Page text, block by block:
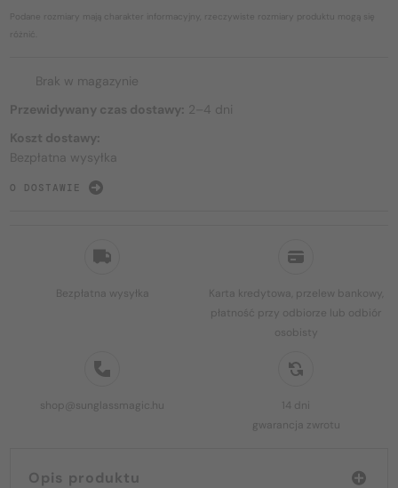
Bezpłatna wysyłka
Karta kredytowa, przelew bankowy,
płatność przy odbiorze lub odbiór
osobisty
shop@sunglassmagic.hu
14 dni
gwarancja zwrotu
Opis produktu
Podane rozmiary mają charakter informacyjny, rzeczywiste rozmiary produktu mogą się
różnić.
Brak w magazynie
Przewidywany czas dostawy: 2–4 dni
Koszt dostawy:
Bezpłatna wysyłka
O DOSTAWIE